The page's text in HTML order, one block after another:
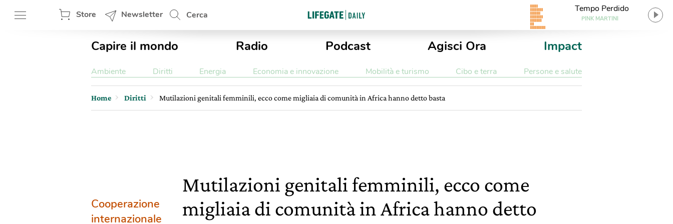
Store Newsletter Cerca
Tempo Perdido
PINK MARTINI
Capire il mondo Radio Podcast Agisci Ora Impact
Ambiente Diritti Energia Economia e innovazione Mobilità e turismo Cibo e terra Persone e salute
Home Diritti Mutilazioni genitali femminili, ecco come migliaia di comunità in Africa hanno detto basta
Cooperazione
internazionale
Mutilazioni genitali femminili, ecco come
migliaia di comunità in Africa hanno detto